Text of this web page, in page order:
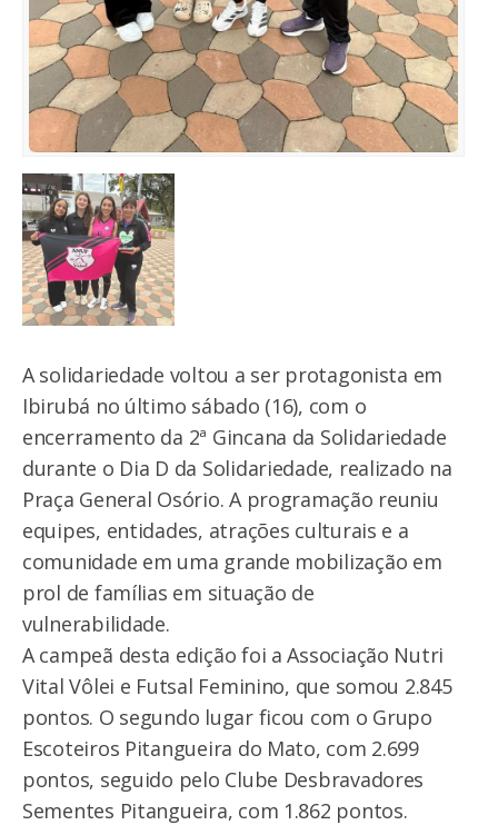
A solidariedade voltou a ser protagonista em
Ibirubá no último sábado (16), com o
encerramento da 2ª Gincana da Solidariedade
durante o Dia D da Solidariedade, realizado na
Praça General Osório. A programação reuniu
equipes, entidades, atrações culturais e a
comunidade em uma grande mobilização em
prol de famílias em situação de
vulnerabilidade.
A campeã desta edição foi a Associação Nutri
Vital Vôlei e Futsal Feminino, que somou 2.845
pontos. O segundo lugar ficou com o Grupo
Escoteiros Pitangueira do Mato, com 2.699
pontos, seguido pelo Clube Desbravadores
Sementes Pitangueira, com 1.862 pontos.